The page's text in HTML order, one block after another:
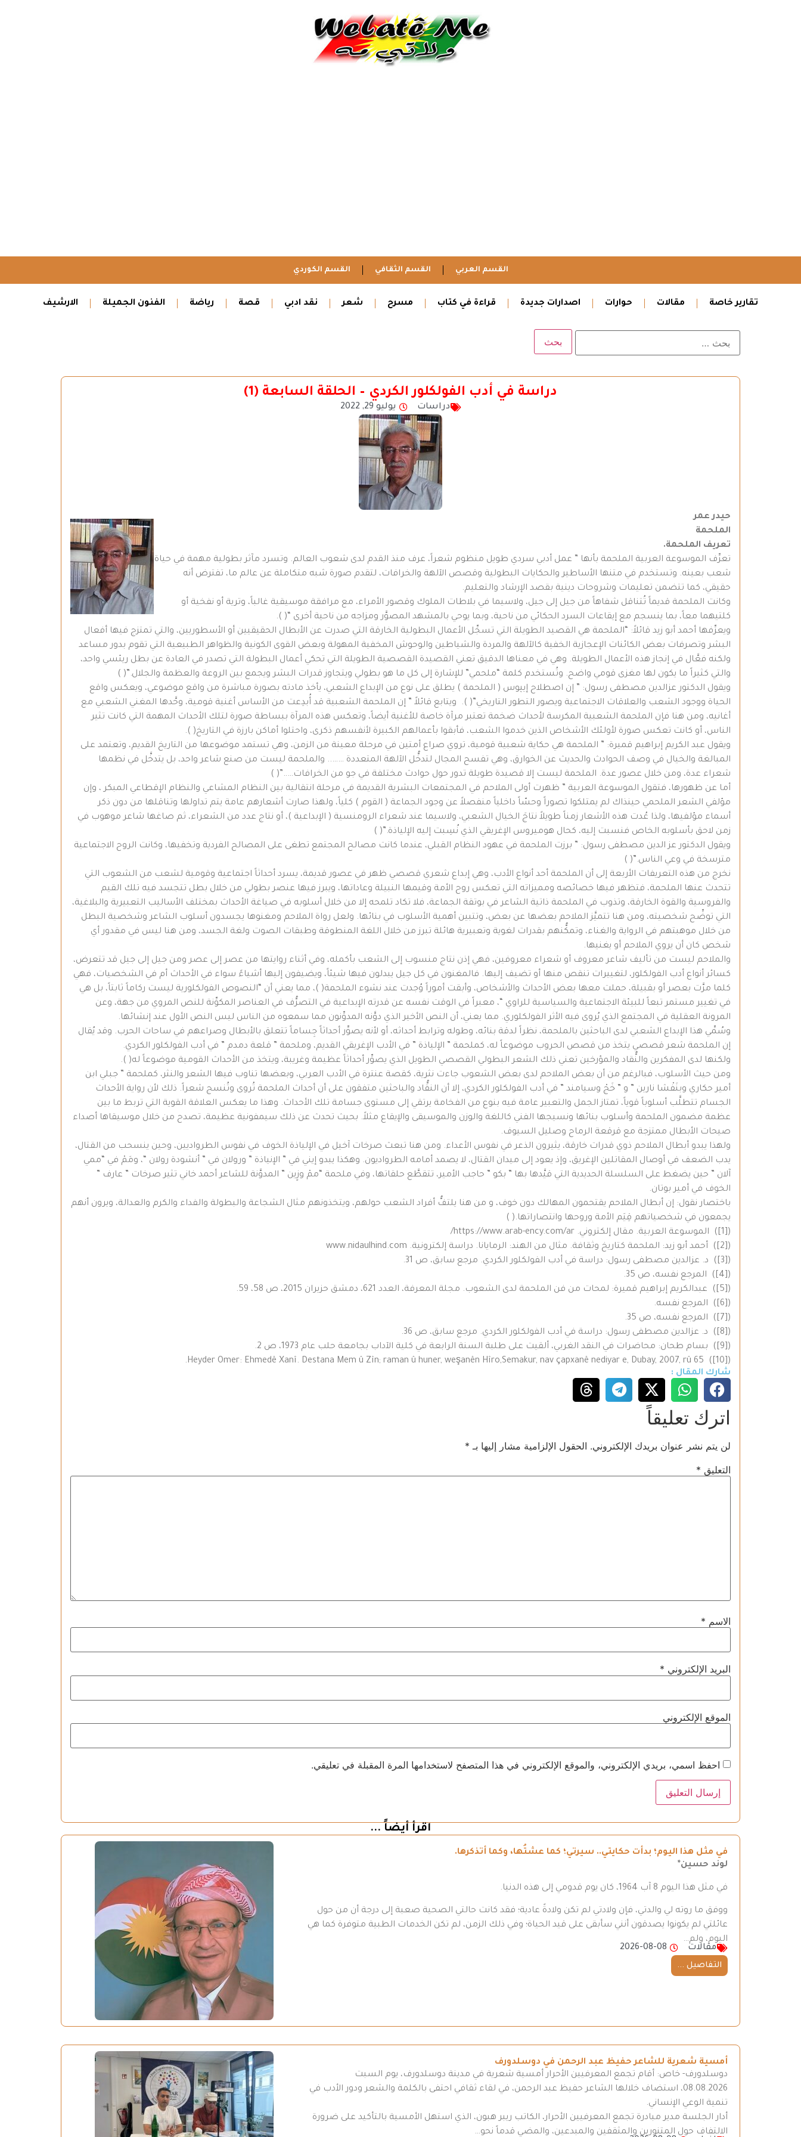
القسم العربي القسم الثقافي القسم الكوردي
تقارير خاصة مقالات حوارات اصدارات جديدة قراءة في كتاب مسرح شعر نقد ادبي قصة رياضة الفنون الجميلة الارشيف
دراسة في أدب الفولكلور الكردي – الحلقة السابعة (1)
دراسات يوليو 29, 2022
حيدر عمر
الملحمة
تعريف الملحمة.
تعرِّف الموسوعة العربية الملحمة بأنها ” عمل أدبي سردي طويل منظوم شعراً، عرف منذ القدم لدى شعوب العالم. وتسرد مآثر بطولية مهمة في حياة
شعب بعينه. وتستخدم في متنها الأساطير والحكايات البطولية وقصص الآلهة والخرافات، لتقدم صورة شبه متكاملة عن عالم ما، تفترض أنه
حقيقي، كما تتضمن تعليمات وشروحات دينية بقصد الإرشاد والتعليم.
وكانت الملحمة قديماً تُتناقل شفاهاً من جيل إلى جيل، ولاسيما في بلاطات الملوك وقصور الأمراء، مع مرافقة موسيقية غالباً، وترية أو نفخية أو
كلتيهما معاً، بما ينسجم مع إيقاعات السرد الحكائي من ناحية، وبما يوحي بالمشهد المصوَّر ومزاجه من ناحية أخرى “( ).
ويعرِّفها أحمد أبو زيد قائلاً: “الملحمة هي القصيد الطويلة التي تسجِّل الأعمال البطولية الخارقة التي صدرت عن الأبطال الحقيقيين أو الأسطوريين، والتي تمتزج فيها أفعال
البشر وتصرفات بعض الكائنات الإعجازية الخفية كالآلهة والمردة والشياطين والوحوش المخفية المهولة وبعض القوى الكونية والظواهر الطبيعية التي تقوم بدور مساعد
ولكنه فعَّال في إنجاز هذه الأعمال الطويلة. وهي في معناها الدقيق تعني القصيدة القصصية الطويلة التي تحكي أعمال البطولة التي تصدر في العادة عن بطل ريئسي واحد،
والتي كثيراً ما يكون لها مغزى قومي واضح. وتُستخدم كلمة “ملحمي” للإشارة إلى كل ما هو بطولي ويتجاوز قدرات البشر ويجمع بين الروعة والعظمة والجلال.”( )
ويقول الدكتور عزالدين مصطفى رسول: ” إن اصطلاح إيپوس ( الملحمة ) يطلق على نوع من الإبداع الشعبي، يأخذ مادته بصورة مباشرة من واقع موضوعي، ويعكس واقع
الحياة ووجود الشعب والعلاقات الاجتماعية ويصور التطور التاريخي”( ). ويتابع قائلاً ” إن الملحمة الشعبية قد أُبدِعت من الأساس أغنية قومية، وحَّدها المغني الشعبي مع
أغانيه، ومن هنا فإن الملحمة الشعبية المكرسة لأحداث ضخمة تعتبر مرآة خاصة للأغنية أيضاً، وتعكس هذه المرآة ببساطة صورة لتلك الأحداث المهمة التي كانت تثير
الناس، أو كانت تعكس صورة لأولئك الأشخاص الذين خدموا الشعب، فأبقوا بأعمالهم الكبيرة لأنفسهم ذكرى، واحتلوا أماكن بارزة في التاريخ( ).
ويقول عبد الكريم إبراهيم قميرة: ” الملحمة هي حكاية شعبية قومية، تروي صراع أمتين في مرحلة معينة من الزمن، وهي تستمد موضوعها من التاريخ القديم، وتعتمد على
المبالغة والخيال في وصف الحوادث والحديث عن الخوارق، وهي تفسح المجال لتدخُّل الآلهة المتعددة …….. والملحمة ليست من صنع شاعر واحد، بل يتدخَّل في نظمها
شعراء عدة، ومن خلال عصور عدة. الملحمة ليست إلا قصيدة طويلة تدور حول حوادث مختلفة في جو من الخرافات…..”( )
أما عن ظهورها، فتقول الموسوعة العربية ” ظهرت أولى الملاحم في المجتمعات البشرية القديمة في مرحلة انتقالية بين النظام المشاعي والنظام الإقطاعي المبكر ، وإن
مؤلفي الشعر الملحمي حينذاك لم يمتلكوا تصوراً وحسّاً داخلياً منفصلاً عن وجود الجماعة ( القوم ) كلياً، ولهذا صارت أشعارهم عامة يتم تداولها وتناقلها من دون ذكر
أسماء مؤلفيها، ولذا عُدت هذه الأشعار زمناً طويلاً نتاجَ الخيال الشعبي، ولاسيما عند شعراء الرومنسية ( الإبداعية )، أو نتاج عدد من الشعراء، ثم صاغها شاعر موهوب في
زمن لاحق بأسلوبه الخاص فنسبت إليه، كحال هوميروس الإغريقي الذي نُسِبت إليه الإلياذة.”( )
ويقول الدكتور عز الدين مصطفى رسول: ” برزت الملحمة في عهود النظام القبلي، عندما كانت مصالح المجتمع تطغى على المصالح الفردية وتخفيها، وكانت الروح الاجتماعية
مترسخة في وعي الناس.”( )
نخرج من هذه التعريفات الأربعة إلى أن الملحمة أحد أنواع الأدب، وهي إبداع شعري قصصي ظهر في عصور قديمة، يسرد أحداثاً اجتماعية وقومية لشعب من الشعوب التي
تتحدث عنها الملحمة، فتظهر فيها خصائصه ومميزاته التي تعكس روح الأمة وقيمها النبيلة وعاداتها، ويبرز فيها عنصر بطولي من خلال بطل تتجسد فيه تلك القيم
والفروسية والقوة الخارقة، وتذوب في الملحمة ذاتية الشاعر في بوتقة الجماعة، فلا تكاد تلمحه إلا من خلال أسلوبه في صياغة الأحداث بمختلف الأساليب التعبيرية والبلاغية،
التي توضِّح شخصيته، ومن هنا تتميَّز الملاحم بعضها عن بعض، وتتبين أهمية الأسلوب في بنائها. ولعل رواة الملاحم ومغنوها يجسدون أسلوب الشاعر وشخصية البطل
من خلال موهبتهم في الرواية والغناء، وتمكُّنهم بقدرات لغوية وتعبيرية هائلة تبرز من خلال اللغة المنطوقة وطبقات الصوت ولغة الجسد، ومن هنا ليس في مقدور أي
شخص كان أن يروي الملاحم أو يغنيها.
والملاحم ليست من تأليف شاعر معروف أو شعراء معروفين، فهي إذن نتاج منسوب إلى الشعب بأكمله، وفي أثناء روايتها من عصر إلى عصر ومن جيل إلى جيل قد تتعرض،
كسائر أنواع أدب الفولكلور، لتغييرات تنقص منها أو تضيف إليها. فالمغنون في كل جيل يبدلون فيها شيئاً، ويضيفون إليها أشياءً سواء في الأحداث أم في الشخصيات، فهي
كلما مرَّت بعصر أو بقبيلة، حملت معها بعض الأحداث والأشخاص، وأبقت أموراً وُجدت عند نشوء الملحمة( )، مما يعني أن “النصوص الفولكلورية ليست ركاماً ثابتاً، بل هي
في تغيير مستمر تبعاً للبيئة الاجتماعية والسياسية للراوي “، معبراً في الوقت نفسه عن قدرته الإبداعية في التصرُّف في العناصر المكوِّنة للنص المروي من جهة، وعن
المرونة العقلية في المجتمع الذي يُروى فيه الأثر الفولكلوري. مما يعني، أن النص الأخير الذي دوَّنه المدوِّنون مما سمعوه من الناس ليس النص الأول عند إنشائها.
وسُمِّي هذا الإبداع الشعبي لدى الباحثين بالملحمة، نظراً لدقة بنائه، وطوله وترابط أحداثه، أو لأنه يصوِّر أحداثاً جِساماً تتعلق بالأبطال وصراعهم في ساحات الحرب. وقد يُقال
إن الملحمة شعر قصصي يتخذ من قصص الحروب موضوعاً له، كملحمة ” الإلياذة ” في الأدب الإغريقي القديم، وملحمة ” قلعة دمدم ” في أدب الفولكلور الكردي.
ولكنها لدى المفكرين والنُّقاد والمؤرخين تعني ذلك الشعر البطولي القصصي الطويل الذي يصوِّر أحداثاً عظيمة وغريبة، ويتخذ من الأحداث القومية موضوعاً له( ).
ومن حيث الأسلوب، فبالرغم من أن بعض الملاحم لدى بعض الشعوب جاءت نثرية، كقصة عنترة في الأدب العربي، وبعضها تناوب فيها الشعر والنثر، كملحمة ” جبلي ابن
أمير حكاري وبنَفْشا نارين ” و ” خَجْ وسيامند ” في أدب الفولكلور الكردي، إلا أن النقُّاد والباحثين متفقون على أن أحداث الملحمة تُروى وتُنسج شعراً. ذلك لأن رواية الأحداث
الجسام تتطلَّب أسلوباً قوياً، تمتاز الجمل والتعبير عامة فيه بنوع من الفخامة يرتقي إلى مستوى جسامة تلك الأحداث. وهذا ما يعكس العلاقة القوية التي تربط ما بين
عظمة مضمون الملحمة وأسلوب بنائها ونسيجها الفني كاللغة والوزن والموسيقى والإيقاع مثلاً. بحيث تحدث عن ذلك سيمفونية عظيمة، تصدح من خلال موسيقاها أصداء
صيحات الأبطال ممتزجة مع قرقعة الرماح وصليل السيوف.
ولهذا يبدو أبطال الملاحم ذوي قدرات خارقة، يثيرون الذعر في نفوس الأعداء. ومن هنا تبعث صرخات آخيل في الإلياذة الخوف في نفوس الطرواديين، وحين ينسحب من القتال،
يدب الضعف في أوصال المقاتلين الإغريق، وإذ يعود إلى ميدان القتال، لا يصمد أمامه الطرواديون. وهكذا يبدو إيني في ” الإنياذة ” ورولان في ” أنشودة رولان “، ومَمْ في “ممي
آلان ” حين يضغط على السلسلة الحديدية التي قيَّدها بها ” بكو ” حاجب الأمير، تتقطَّع حلقاتها، وفي ملحمة “ممْ وزٍين ” المدوَّنة للشاعر أحمد خاني تثير صرخات ” عارف ”
الخوف في أمير بوتان.
باختصار نقول: إن أبطال الملاحم يقتحمون المهالك دون خوف، و من هنا يلتفُّ أفراد الشعب حولهم، ويتخذونهم مثال الشجاعة والبطولة والفداء والكرم والعدالة، ويرون أنهم
يجمعون في شخصياتهم قِيَم الأمة وروحها وانتصاراتها.( )
([1]) الموسوعة العربية. مقال إلكتروني. https://www.arab-ency.com/ar/
([2]) أحمد أبو زيد: الملحمة كتاريخ وثقافة. مثال من الهند: الرمايانا. دراسة إلكترونية. www.nidaulhind.com
([3]) د. عزالدين مصطفى رسول: دراسة في أدب الفولكلور الكردي. مرجع سابق، ص 31.
([4]) المرجع نفسه، ص 35.
([5]) عبدالكريم إبراهيم قميرة: لمحات من فن الملحمة لدى الشعوب. مجلة المعرفة، العدد 621، دمشق حزيران 2015، ص 58، 59.
([6]) المرجع نفسه.
([7]) المرجع نفسه، ص 35.
([8]) د. عزالدين مصطفى رسول: دراسة في أدب الفولكلور الكردي. مرجع سابق، ص 36.
([9]) بسام طحان: محاضرات في النقد الغربي، ألقيت على طلبة السنة الرابعة في كلية الآداب بجامعة حلب عام 1973، ص 2.
([10]) Heyder Omer: Ehmedê Xanî. Destana Mem û Zîn; raman û huner, weşanên Hîro,Semakur, nav çapxanê nediyar e, Dubay, 2007, rû 65.
شارك المقال :
اترك تعليقاً
لن يتم نشر عنوان بريدك الإلكتروني. الحقول الإلزامية مشار إليها بـ *
التعليق *
الاسم *
البريد الإلكتروني *
الموقع الإلكتروني
احفظ اسمي، بريدي الإلكتروني، والموقع الإلكتروني في هذا المتصفح لاستخدامها المرة المقبلة في تعليقي.
اقرأ أيضاً ...
في مثل هذا اليوم؛ بدأت حكايتي.. سيرتي؛ كما عشتُها، وكما أتذكرها.
لوند حسين*
في مثل هذا اليوم 8 آب 1964، كان يوم قدومي إلى هذه الدنيا.
ووفق ما روته لي والدتي، فإن ولادتي لم تكن ولادةً عادية؛ فقد كانت حالتي الصحية صعبة إلى درجة أن من حول
عائلتي لم يكونوا يصدقون أنني سأبقى على قيد الحياة؛ وفي ذلك الزمن، لم تكن الخدمات الطبية متوفرة كما هي
اليوم، ولم…
مقالات
2026-08-08
التفاصيل ...
أمسية شعرية للشاعر حفيظ عبد الرحمن في دوسلدورف
دوسلدورف- خاص: أقام تجمع المعرفيين الأحرار أمسية شعرية في مدينة دوسلدورف، يوم السبت
08.08.2026، استضاف خلالها الشاعر حفيظ عبد الرحمن، في لقاء ثقافي احتفى بالكلمة والشعر ودور الأدب في
تنمية الوعي الإنساني.
أدار الجلسة مدير مبادرة تجمع المعرفيين الأحرار، الكاتب ريبر هبون، الذي استهل الأمسية بالتأكيد على ضرورة
الالتفاف حول المتنورين والمثقفين والمبدعين، والمضي قدماً نحو…